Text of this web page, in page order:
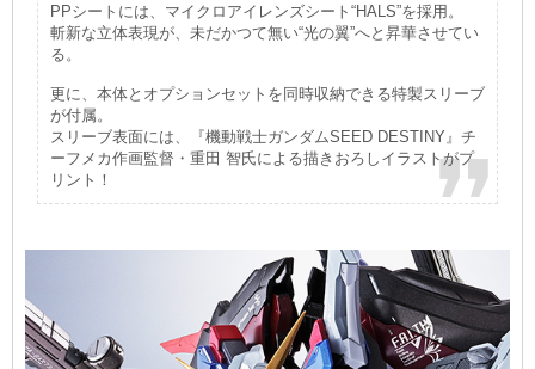
PPシートには、マイクロアイレンズシート“HALS”を採用。
斬新な立体表現が、未だかつて無い“光の翼”へと昇華させてい
る。
更に、本体とオプションセットを同時収納できる特製スリーブ
が付属。
スリーブ表面には、『機動戦士ガンダムSEED DESTINY』チ
ーフメカ作画監督・重田 智氏による描きおろしイラストがプ
リント！